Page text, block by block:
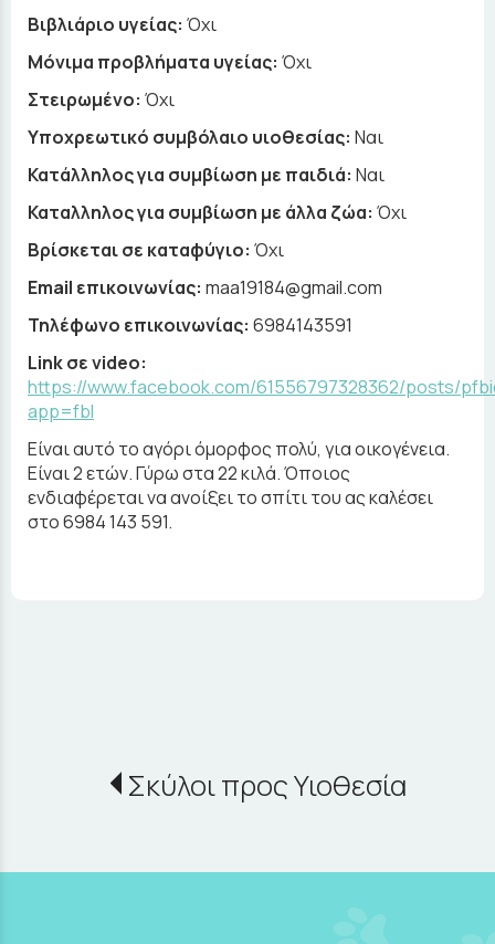
Βιβλιάριο υγείας: Όχι
Μόνιμα προβλήματα υγείας: Όχι
Στειρωμένο: Όχι
Υποχρεωτικό συμβόλαιο υιοθεσίας: Ναι
Κατάλληλος για συμβίωση με παιδιά: Ναι
Καταλληλος για συμβίωση με άλλα ζώα: Όχι
Βρίσκεται σε καταφύγιο: Όχι
Email επικοινωνίας: maa19184@gmail.com
Τηλέφωνο επικοινωνίας: 6984143591
Link σε video:
https://www.facebook.com/61556797328362/posts/
app=fbl
Είναι αυτό το αγόρι όμορφος πολύ, για οικογένεια.
Είναι 2 ετών. Γύρω στα 22 κιλά. Όποιος
ενδιαφέρεται να ανοίξει το σπίτι του ας καλέσει
στο 6984 143 591.
Σκύλοι προς Υιοθεσία